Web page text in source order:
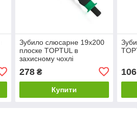
Зубило слюсарне 19x200
плоске TOPTUL в
захисному чохлі
278₴
Купити
106